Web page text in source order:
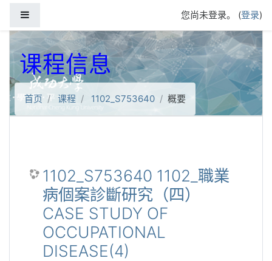
您尚未登录。 (登录)
课程信息
首页 课程 1102_S753640 概要
1102_S753640 1102_職業
病個案診斷研究（四）
CASE STUDY OF
OCCUPATIONAL
DISEASE(4)